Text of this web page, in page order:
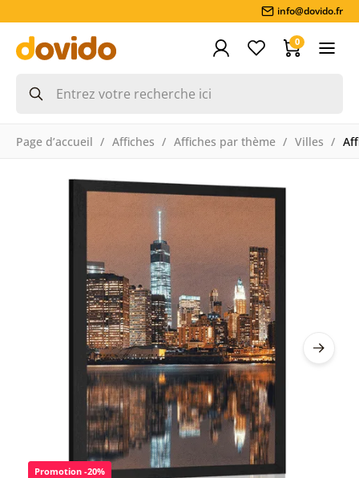
info@dovido.fr
0
Page d’accueil Affiches Affiches par thème Villes
Promotion -20%